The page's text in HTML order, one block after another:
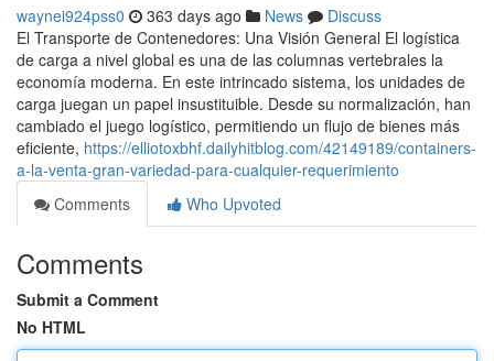
waynei924pss0 363 days ago News
Discuss
El Transporte de Contenedores: Una Visión General El logística
de carga a nivel global es una de las columnas vertebrales la
economía moderna. En este intrincado sistema, los unidades de
carga juegan un papel insustituible. Desde su normalización, han
cambiado el juego logístico, permitiendo un flujo de bienes más
eficiente, https://elliotoxbhf.dailyhitblog.com/42149189/containers-
a-la-venta-gran-variedad-para-cualquier-requerimiento
Comments
Who Upvoted
Comments
Submit a Comment
No HTML